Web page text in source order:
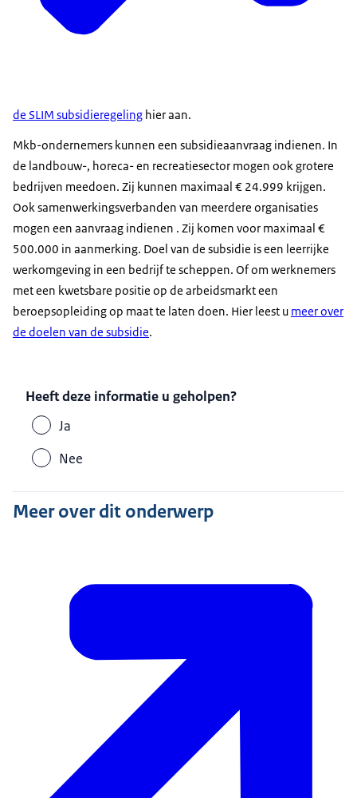
de SLIM subsidieregeling hier aan.
Mkb-ondernemers kunnen een subsidieaanvraag indienen. In
de landbouw-, horeca- en recreatiesector mogen ook grotere
bedrijven meedoen. Zij kunnen maximaal € 24.999 krijgen.
Ook samenwerkingsverbanden van meerdere organisaties
mogen een aanvraag indienen . Zij komen voor maximaal €
500.000 in aanmerking. Doel van de subsidie is een leerrijke
werkomgeving in een bedrijf te scheppen. Of om werknemers
met een kwetsbare positie op de arbeidsmarkt een
beroepsopleiding op maat te laten doen. Hier leest u meer over
de doelen van de subsidie.
Heeft deze informatie u geholpen?
Ja
Nee
Meer over dit onderwerp